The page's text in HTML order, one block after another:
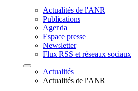
Actualités de l'ANR
Publications
Agenda
Espace presse
Newsletter
Flux RSS et réseaux sociaux
Actualités
Actualités de l'ANR